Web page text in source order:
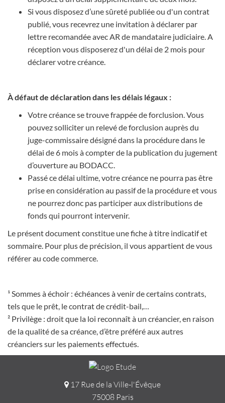
Si vous disposez d’une sûreté publiée ou d'un contrat
publié, vous recevrez une invitation à déclarer par
lettre recomandée avec AR de mandataire judiciaire. A
réception vous disposerez d'un délai de 2 mois pour
déclarer votre créance.
À défaut de déclaration dans les délais légaux :
Votre créance se trouve frappée de forclusion. Vous
pouvez solliciter un relevé de forclusion auprès du
juge-commissaire désigné dans la procédure dans le
délai de 6 mois à compter de la publication du jugement
d’ouverture au BODACC.
Passé ce délai ultime, votre créance ne pourra pas être
prise en considération au passif de la procédure et vous
ne pourrez donc pas participer aux distributions de
fonds qui pourront intervenir.
Le présent document constitue une fiche à titre indicatif et
sommaire. Pour plus de précision, il vous appartient de vous
référer au code commerce.
¹ Sommes à échoir : échéances à venir de certains contrats,
tels que le prêt, le contrat de crédit-bail,…
² Privilège : droit que la loi reconnaît à un créancier, en raison
de la qualité de sa créance, d’être préféré aux autres
créanciers sur les paiements effectués.
17 Rue de la Ville-l'Évêque
75008 Paris